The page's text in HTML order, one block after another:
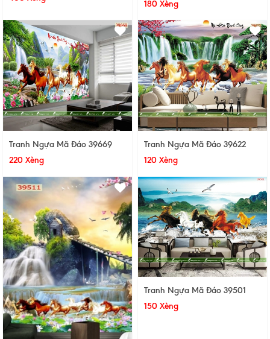
180 Xèng
Tranh Ngựa Mã Đáo 39669
220 Xèng
Tranh Ngựa Mã Đáo 39622
120 Xèng
Tranh Ngựa Mã Đáo 39501
150 Xèng